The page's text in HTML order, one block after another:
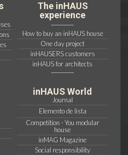
The inHAUS
experience
How to buy an inHAUS house
One day project
inHAUSERS customers
inHAUS for architects
inHAUS World
Journal
Elemento de lista
Competition - You modular
house
inMAG Magazine
Social responsibility